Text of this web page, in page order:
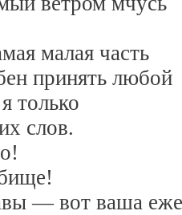
малая часть
принять любой
только
слов.
— вот ваша